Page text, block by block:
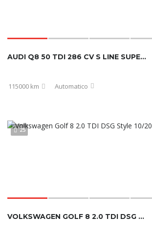
AUDI Q8 50 TDI 286 CV S LINE SUPER FULL
115000 km Automatico
25
VOLKSWAGEN GOLF 8 2.0 TDI DSG STYLE 10/2022